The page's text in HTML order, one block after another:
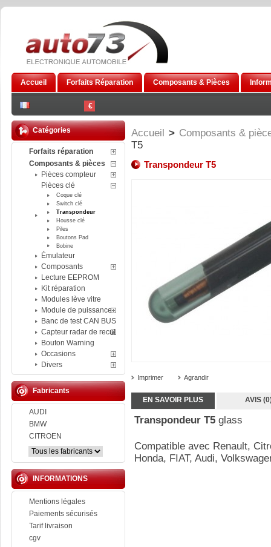
€
Accueil Forfaits Réparation Composants & Pièces
Catégories
Forfaits réparation
Composants & pièces
Pièces compteur
Pièces clé
Coque clé
Switch clé
Transpondeur
Housse clé
Piles
Boutons Pad
Bobine
Émulateur
Composants
Lecture EEPROM
Kit réparation
Modules lève vitre
Module de puissance
Banc de test CAN BUS
Capteur radar de recul
Bouton Warning
Occasions
Divers
Fabricants
AUDI
BMW
CITROEN
INFORMATIONS
Mentions légales
Paiements sécurisés
Tarif livraison
cgv
Accueil > Composants &
T5
Transpondeur T5
Imprimer Agrandir
EN SAVOIR PLUS AVIS
Transpondeur T5 glass
Compatible avec Renault,
Honda, FIAT, Audi,